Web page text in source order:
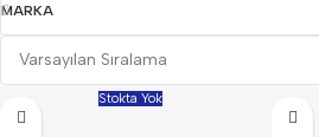
MARKA
Stokta Yok